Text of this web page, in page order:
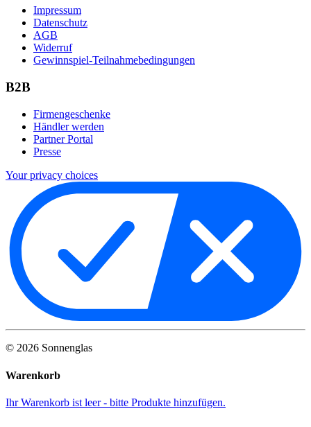
Impressum
Datenschutz
AGB
Widerruf
Gewinnspiel-Teilnahmebedingungen
B2B
Firmengeschenke
Händler werden
Partner Portal
Presse
Your privacy choices
© 2026 Sonnenglas
Warenkorb
Ihr Warenkorb ist leer - bitte Produkte hinzufügen.